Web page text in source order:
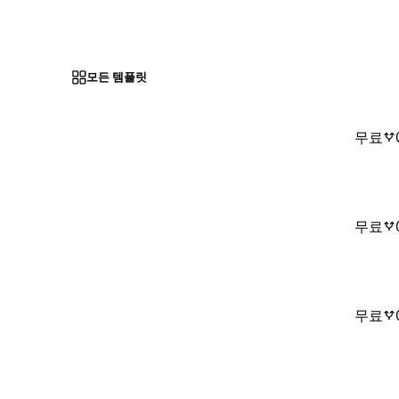
모든 템플릿
무료
무료
무료